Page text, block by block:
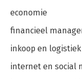
economie
financieel
inkoop en logistiek
internet en social